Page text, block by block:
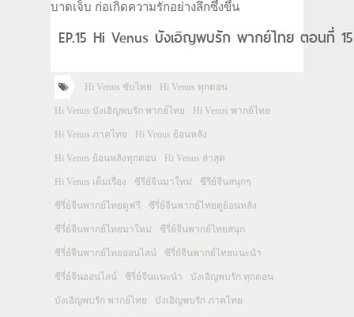
บาดเจ็บ ก่อเกิดความรักอย่างลึกซึ้งขึ้น
EP.15 Hi Venus บังเอิญพบรัก พากย์ไทย ตอนที่
Hi Venus ซับไทย Hi Venus ทุกตอน
Hi Venus บังเอิญพบรัก พากย์ไทย Hi Venus พากย์ไทย
Hi Venus ภาคไทย Hi Venus ย้อนหลัง
Hi Venus ย้อนหลังทุกตอน Hi Venus ล่าสุด
Hi Venus เต็มเรื่อง ซีรีย์จีนมาใหม่ ซีรีย์จีนสนุกๆ
ซีรี่ย์จีนพากย์ไทยดูฟรี ซีรี่ย์จีนพากย์ไทยดูย้อนหลัง
ซีรี่ย์จีนพากย์ไทยมาใหม่ ซีรี่ย์จีนพากย์ไทยสนุก
ซีรี่ย์จีนพากย์ไทยออนไลน์ ซีรี่ย์จีนพากย์ไทยแนะนำ
ซีรี่ย์จีนออนไลน์ ซีรี่ย์จีนแนะนำ บังเอิญพบรัก ทุกตอน
บังเอิญพบรัก พากย์ไทย บังเอิญพบรัก ภาคไทย